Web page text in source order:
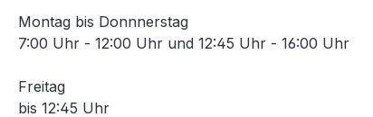
Montag bis Donnnerstag
7:00 Uhr - 12:00 Uhr und 12:45 Uhr - 16:00 Uhr
Freitag
bis 12:45 Uhr